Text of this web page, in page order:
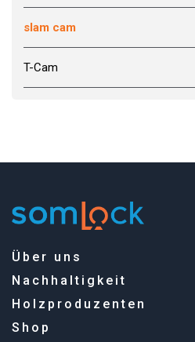
slam cam
T-Cam
Über uns
Nachhaltigkeit
Holzproduzenten
Shop